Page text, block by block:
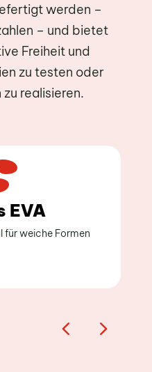
werden –
– und bietet
Freiheit und
zu testen oder
realisieren.
EVA
für weiche Formen